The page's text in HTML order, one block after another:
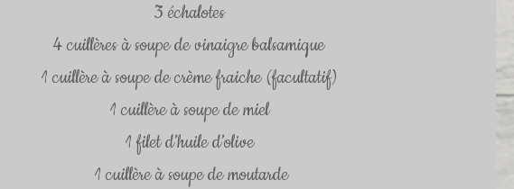
3 échalotes
4 cuillères à soupe de vinaigre balsamique
1 cuillère à soupe de crème fraiche (facultatif)
1 cuillère à soupe de miel
1 filet d’huile d’olive
1 cuillère à soupe de moutarde